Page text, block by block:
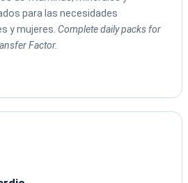
para las necesidades
y mujeres. Complete daily packs for
Factor.